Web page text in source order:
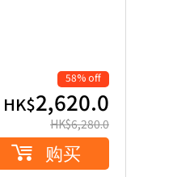
58% off
HK$2,620.0
HK$6,280.0
购买